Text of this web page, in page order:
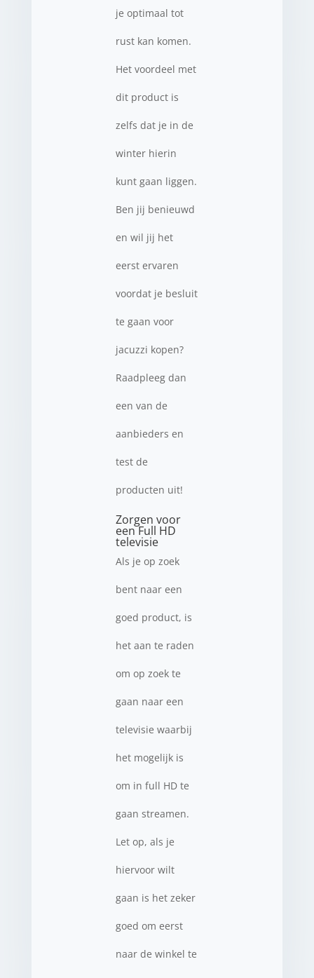
je optimaal tot
rust kan komen.
Het voordeel met
dit product is
zelfs dat je in de
winter hierin
kunt gaan liggen.
Ben jij benieuwd
en wil jij het
eerst ervaren
voordat je besluit
te gaan voor
jacuzzi kopen?
Raadpleeg dan
een van de
aanbieders en
test de
producten uit!
Zorgen voor
een Full HD
televisie
Als je op zoek
bent naar een
goed product, is
het aan te raden
om op zoek te
gaan naar een
televisie waarbij
het mogelijk is
om in full HD te
gaan streamen.
Let op, als je
hiervoor wilt
gaan is het zeker
goed om eerst
naar de winkel te